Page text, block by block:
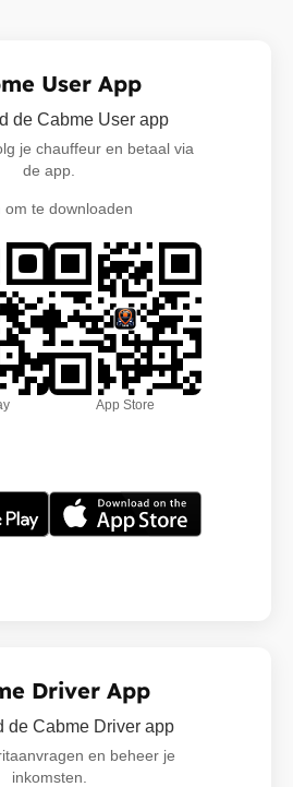
User App
de Cabme User app
je chauffeur en betaal via
de app.
om te downloaden
App Store
Driver App
de Cabme Driver app
en beheer je
inkomsten.